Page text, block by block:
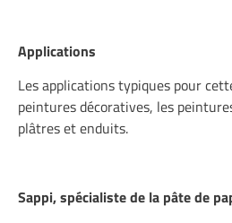
Applications
Les applications typiques pour
peintures décoratives, les
plâtres et enduits.
Sappi, spécialiste de la pâte de